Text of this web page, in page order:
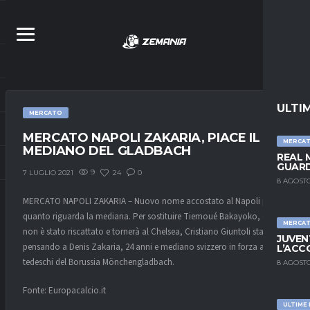
REAL
8
8
ULTIME
MERCATO
MERCATO NAPOLI ZAKARIA, PIACE IL
MEDIANO DEL GLADBACH
7 LUGLIO 2021 9 24 0
MERCATO NAPOLI ZAKARIA – Nuovo nome accostato al Napoli per
quanto riguarda la mediana. Per sostituire Tiemoué Bakayoko, che
non è stato riscattato e tornerà al Chelsea, Cristiano Giuntoli starebbe
pensando a Denis Zakaria, 24 anni e mediano svizzero in forza ai
tedeschi del Borussia Mönchengladbach.
Fonte: Europacalcio.it